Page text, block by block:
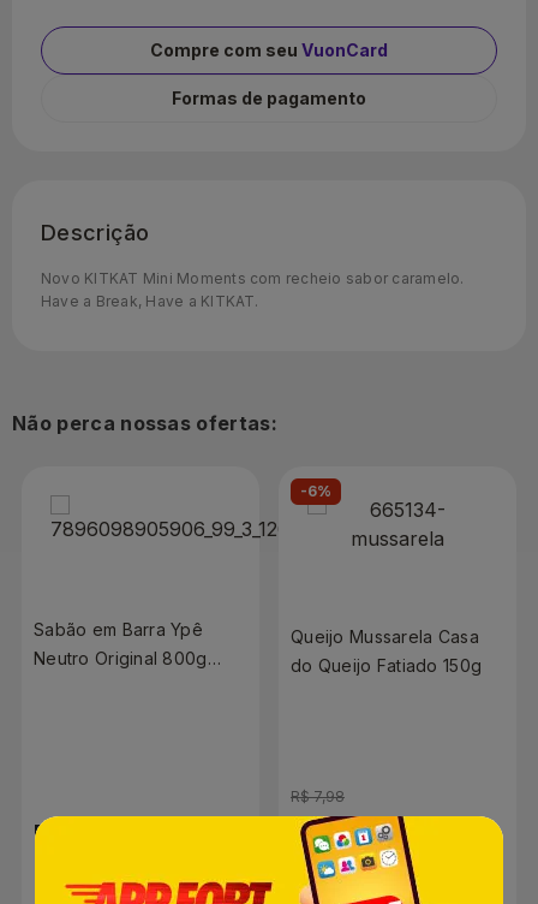
Compre com seu VuonCard
Formas de pagamento
Descrição
Novo KITKAT Mini Moments com recheio sabor caramelo.
Have a Break, Have a KITKAT.
Não perca nossas ofertas:
Sabão em Barra Ypê
Neutro Original 800g
R$ 13,69
-6%
Queijo Mussarela Casa
do Queijo Fatiado 150g
R$ 7,98
R$ 7,48